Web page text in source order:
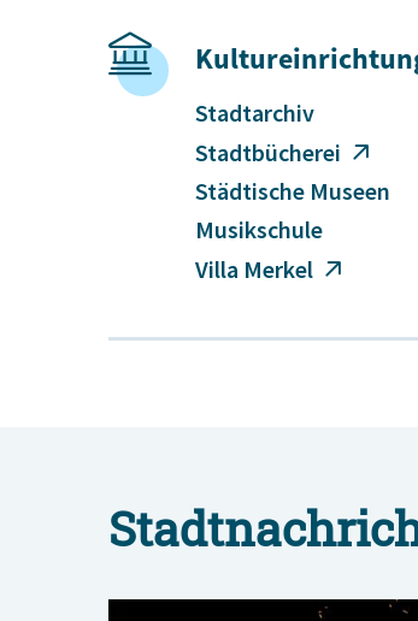
Stadtarchiv
Stadtbücherei
Städtische Museen
Musikschule
Villa Merkel